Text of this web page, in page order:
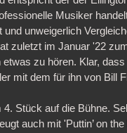
Musiker
unweigerlich
zuletzt im Januar '22
zu hören. Klar,
mit dem für ihn von Bill
Stück auf die Bühne.
auch mit 'Puttin’ on